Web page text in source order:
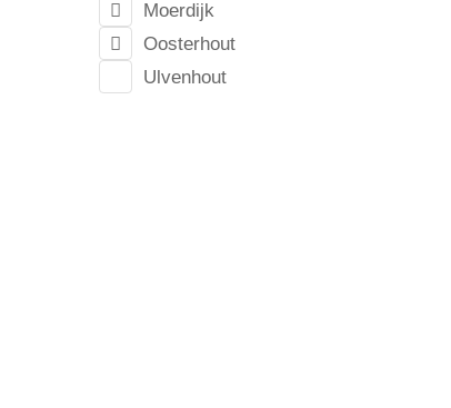
Moerdijk
Oosterhout
Ulvenhout